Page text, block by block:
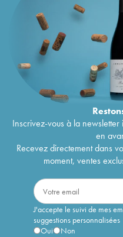
Inscrivez-vous à la
en
Recevez directement dans
moment, ventes
J'accepte le suivi de mes
suggestions personnalisées
Oui
Non